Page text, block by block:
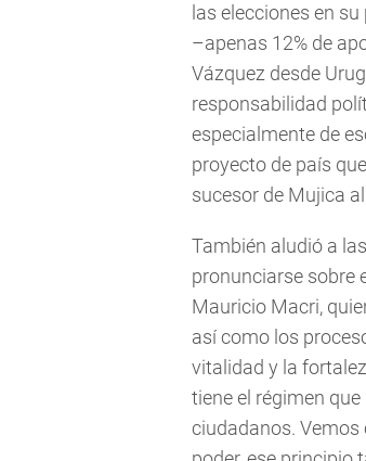
las elecciones en
–apenas 12% de
Vázquez desde
responsabilidad
especialmente de
proyecto de país
sucesor de Mujica
También aludió a
pronunciarse sobre
Mauricio Macri,
así como los
vitalidad y la
tiene el régimen
ciudadanos. Vemos